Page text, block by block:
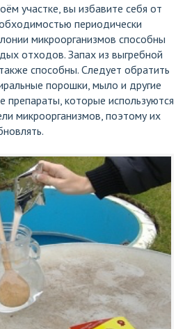
участке, вы избавите себя от
периодически
микроорганизмов способны
отходов. Запах из выгребной
способны. Следует обратить
порошки, мыло и другие
препараты, которые используются
микроорганизмов, поэтому их